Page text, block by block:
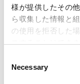
様が提供したその
ら収集した情報と
の使用を拒否した
スすることはでき
Necessary